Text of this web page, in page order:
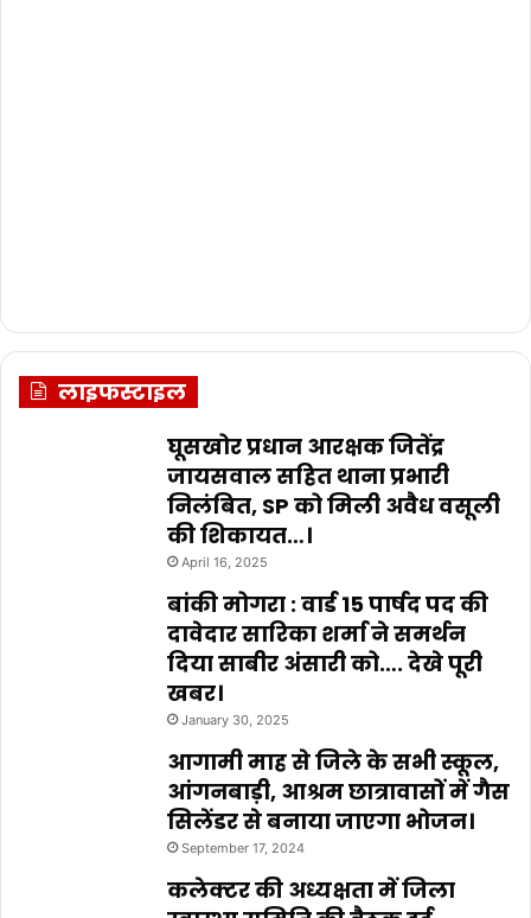
लाइफस्टाइल
घूसखोर प्रधान आरक्षक जितेंद्र
जायसवाल सहित थाना प्रभारी
निलंबित, SP को मिली अवैध वसूली
की शिकायत…।
April 16, 2025
बांकी मोगरा : वार्ड 15 पार्षद पद की
दावेदार सारिका शर्मा ने समर्थन
दिया साबीर अंसारी को…. देखे पूरी
खबर।
January 30, 2025
आगामी माह से जिले के सभी स्कूल,
आंगनबाड़ी, आश्रम छात्रावासों में गैस
सिलेंडर से बनाया जाएगा भोजन।
September 17, 2024
कलेक्टर की अध्यक्षता में जिला